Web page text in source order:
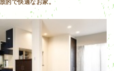
的で快適なお家。